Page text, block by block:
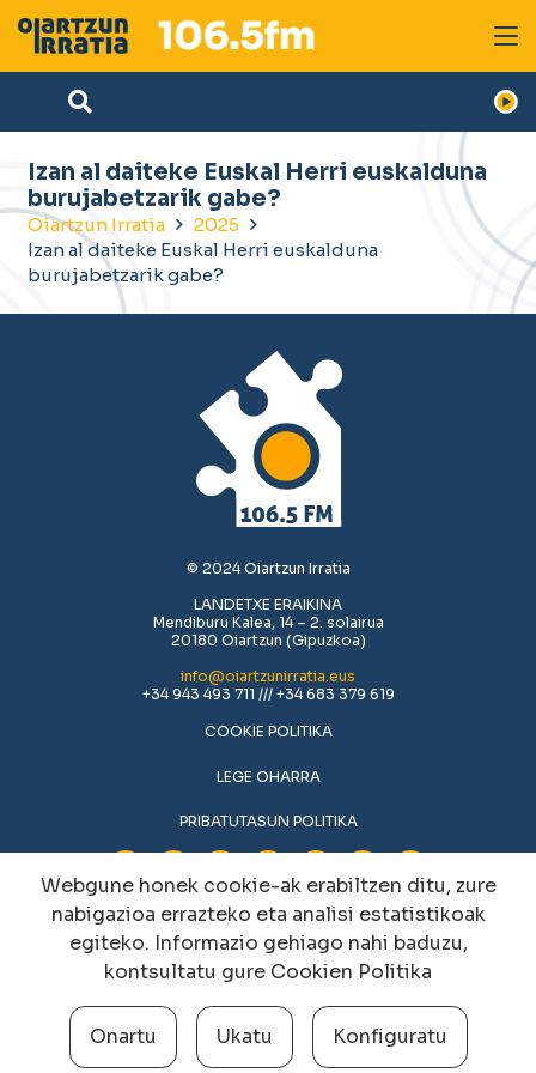
Izan al daiteke Euskal Herri euskalduna
burujabetzarik gabe?
Oiartzun Irratia
2025
Izan al daiteke Euskal Herri euskalduna
burujabetzarik gabe?
© 2024 Oiartzun Irratia
LANDETXE ERAIKINA
Mendiburu Kalea, 14 – 2. solairua
20180 Oiartzun (Gipuzkoa)
info@oiartzunirratia.eus
+34 943 493 711 /// +34 683 379 619
COOKIE POLITIKA
LEGE OHARRA
PRIBATUTASUN POLITIKA
Cookien konfigurazioa aldatu
Webgune honek cookie-ak erabiltzen ditu, zure
nabigazioa errazteko eta analisi estatistikoak
egiteko. Informazio gehiago nahi baduzu,
kontsultatu gure Cookien Politika
Onartu Ukatu Konfiguratu